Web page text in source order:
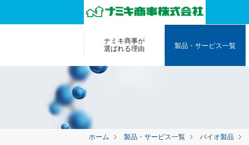
ナミキ商事が
選ばれる理由
製品・サービス一覧
ホーム 製品・サービス一覧 バイオ製品